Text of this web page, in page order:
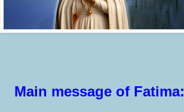
Main message of Fatima: